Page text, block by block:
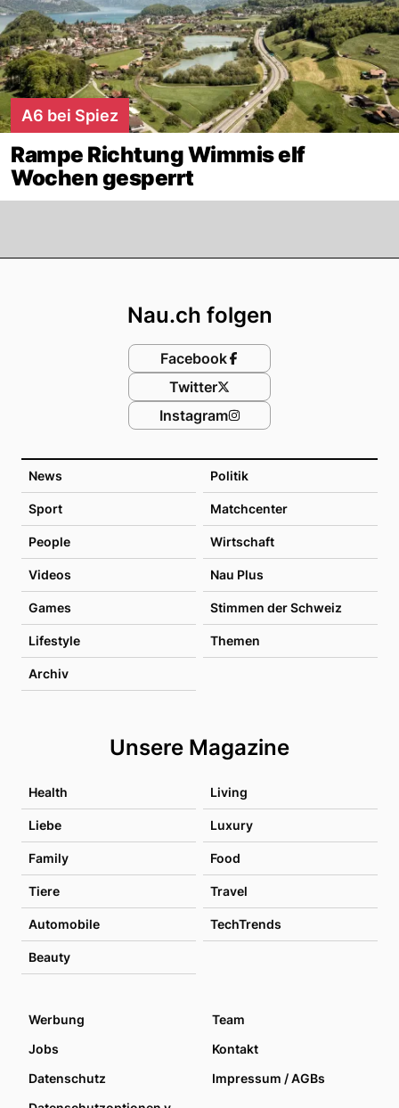
A6 bei Spiez
Rampe Richtung Wimmis elf
Wochen gesperrt
News Politik
Sport Matchcenter
People Wirtschaft
Videos Nau Plus
Games Stimmen der Schweiz
Lifestyle Themen
Archiv
Unsere Magazine
Health Living
Liebe Luxury
Family Food
Tiere Travel
Automobile TechTrends
Beauty
Nau.ch folgen
Facebook
Twitter
Instagram
Werbung
Team
Jobs
Kontakt
Datenschutz
Impressum / AGBs